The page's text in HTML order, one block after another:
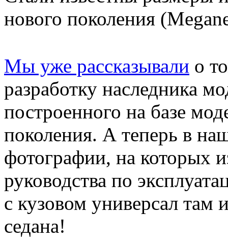
нового поколения
Мы уже рассказывали о
разработку наследника
построенного на базе
поколения. А теперь в
фотографии, на которых
руководства по
с кузовом универсал там
седана!